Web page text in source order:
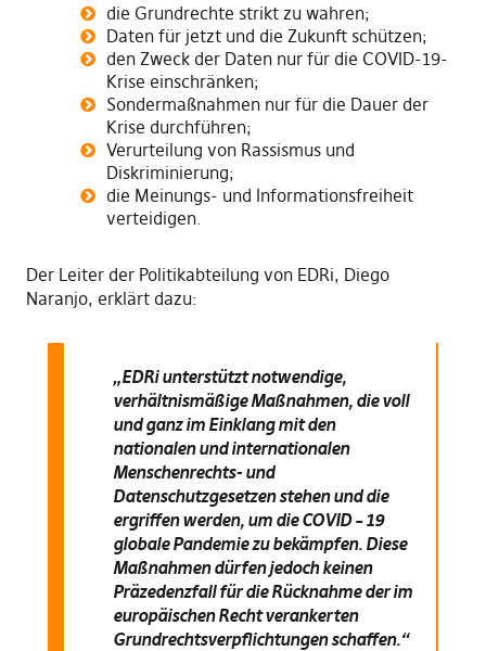
die Grundrechte strikt zu wahren;
Daten für jetzt und die Zukunft schützen;
den Zweck der Daten nur für die COVID-19-
Krise einschränken;
Sondermaßnahmen nur für die Dauer der
Krise durchführen;
Verurteilung von Rassismus und
Diskriminierung;
die Meinungs- und Informationsfreiheit
verteidigen.
Der Leiter der Politikabteilung von EDRi, Diego
Naranjo, erklärt dazu:
„EDRi unterstützt notwendige,
verhältnismäßige Maßnahmen, die voll
und ganz im Einklang mit den
nationalen und internationalen
Menschenrechts- und
Datenschutzgesetzen stehen und die
ergriffen werden, um die COVID – 19
globale Pandemie zu bekämpfen. Diese
Maßnahmen dürfen jedoch keinen
Präzedenzfall für die Rücknahme der im
europäischen Recht verankerten
Grundrechtsverpflichtungen schaffen.“